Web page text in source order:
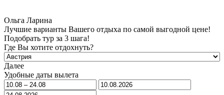
Ольга Ларина
Лучшие варианты Вашего отдыха по самой выгодной цене!
Подобрать тур за 3 шага!
Где Вы хотите отдохнуть?
Далее
Удобные даты вылета